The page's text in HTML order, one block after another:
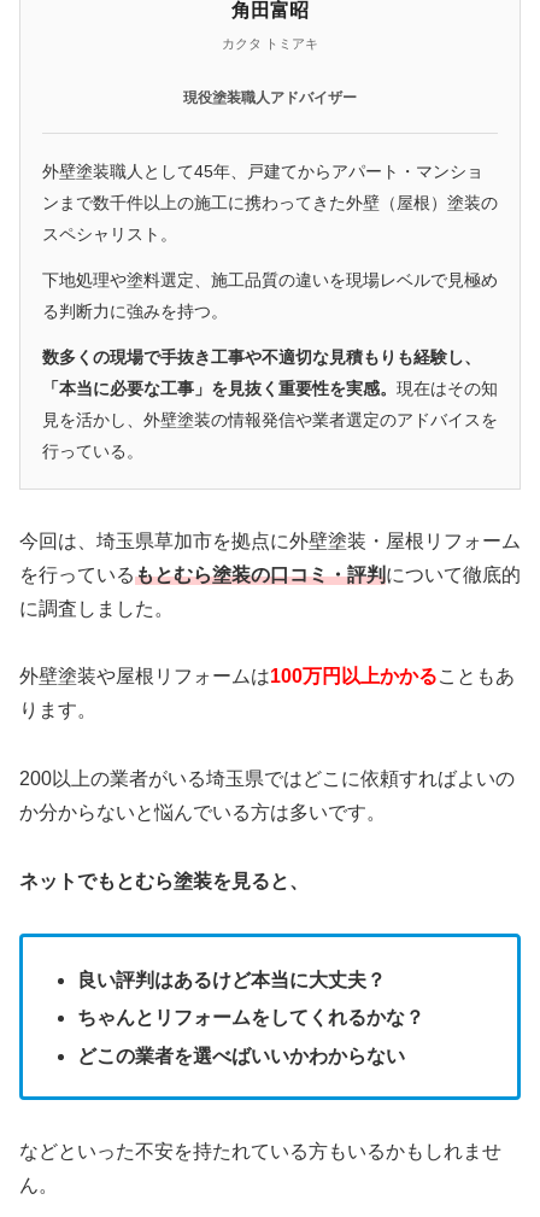
角田富昭
カクタ トミアキ
現役塗装職人アドバイザー
外壁塗装職人として45年、戸建てからアパート・マンショ
ンまで数千件以上の施工に携わってきた外壁（屋根）塗装の
スペシャリスト。
下地処理や塗料選定、施工品質の違いを現場レベルで見極め
る判断力に強みを持つ。
数多くの現場で手抜き工事や不適切な見積もりも経験し、
「本当に必要な工事」を見抜く重要性を実感。 現在はその知
見を活かし、外壁塗装の情報発信や業者選定のアドバイスを
行っている。
今回は、埼玉県草加市を拠点に外壁塗装・屋根リフォーム
を行っているもとむら塗装の口コミ・評判について徹底的
に調査しました。
外壁塗装や屋根リフォームは100万円以上かかることもあ
ります。
200以上の業者がいる埼玉県ではどこに依頼すればよいの
か分からないと悩んでいる方は多いです。
ネットでもとむら塗装を見ると、
良い評判はあるけど本当に大丈夫？
ちゃんとリフォームをしてくれるかな？
どこの業者を選べばいいかわからない
などといった不安を持たれている方もいるかもしれませ
ん。